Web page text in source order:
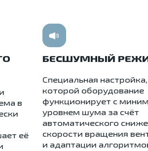
в
её
БЕСШУМНЫЙ
Cпециальная
которой оборудование
функционирует с
уровнем шума за счёт
автоматического
скорости вращения
и адаптации